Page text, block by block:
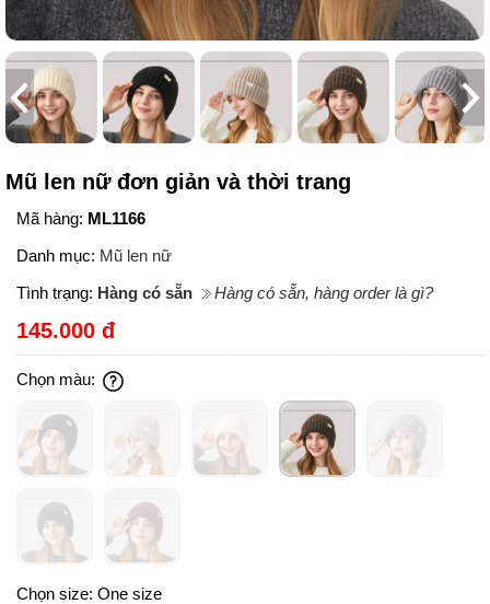
Mũ len nữ đơn giản và thời trang
Mã hàng: ML1166
Danh mục: Mũ len nữ
Tình trạng: Hàng có sẵn Hàng có sẵn, hàng order là gì?
145.000 đ
Chọn màu:
Chọn size: One size